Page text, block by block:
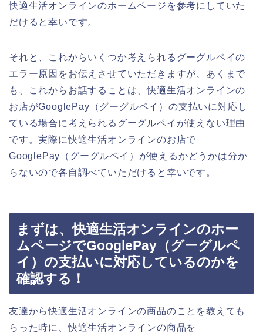
快適生活オンラインのホームページを参考にしていた
だけると幸いです。
それと、これからいくつか考えられるグーグルペイの
エラー原因をお伝えさせていただきますが、あくまで
も、これからお話することは、快適生活オンラインの
お店がGooglePay（グーグルペイ）の支払いに対応し
ている場合に考えられるグーグルペイが使えない理由
です。実際に快適生活オンラインのお店で
GooglePay（グーグルペイ）が使えるかどうかは分か
らないので各自調べていただけると幸いです。
まずは、快適生活オンラインのホー
ムページでGooglePay（グーグルペ
イ）の支払いに対応しているのかを
確認する！
友達から快適生活オンラインの商品のことを教えても
らった時に、快適生活オンラインの商品を